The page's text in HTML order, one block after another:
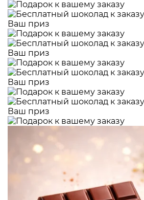
Ваш приз
Ваш приз
Ваш приз
Ваш приз